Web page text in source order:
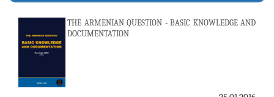
THE ARMENIAN QUESTION - BASIC KNOWLEDGE AND
DOCUMENTATION